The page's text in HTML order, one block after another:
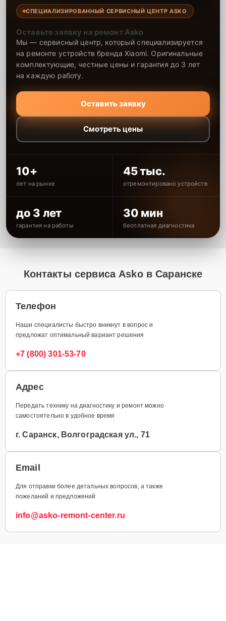
СПЕЦИАЛИЗИРОВАННЫЙ СЕРВИСНЫЙ ЦЕНТР ASKO
Оставьте заявку на ремонт Asko
Мы — сервисный центр, который специализируется
на ремонте устройств бренда Xiaomi. Оригинальные
комплектующие, честные цены и гарантия до 3 лет
на каждую работу.
Оставить заявку
Смотреть цены
10+
лет на рынке
45 тыс.
отремонтировано устройств
до 3 лет
гарантия на работы
30 мин
бесплатная диагностика
Контакты сервиса Asko в Саранске
Телефон
Наши специалисты быстро вникнут в вопрос и
предложат оптимальный вариант решения
+7 (800) 301-53-70
Адрес
Передать технику на диагностику и ремонт можно
самостоятельно в удобное время
г. Саранск, Волгоградская ул., 71
Email
Для отправки более детальных вопросов, а также
пожеланий и предложений
info@asko-remont-center.ru